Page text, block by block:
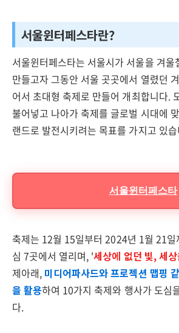
서울윈터페스타란?
서울윈터페스타는 서울시가 서울을 겨울
만들고자 그동안 서울 곳곳에서 열렸던
어서 초대형 축제로 만들어 개최합니다.
불어넣고 나아가 축제를 글로벌 시대에
랜드로 발전시키려는 목표를 가지고 있
서울윈터페스타
축제는 12월 15일부터 2024년 1월 21일
심 7곳에서 열리며, '세상에 없던 빛, 세
제아래, 미디어파사드와 프로젝션 맵핑
을 활용하여 10가지 축제와 행사가 도심
다.